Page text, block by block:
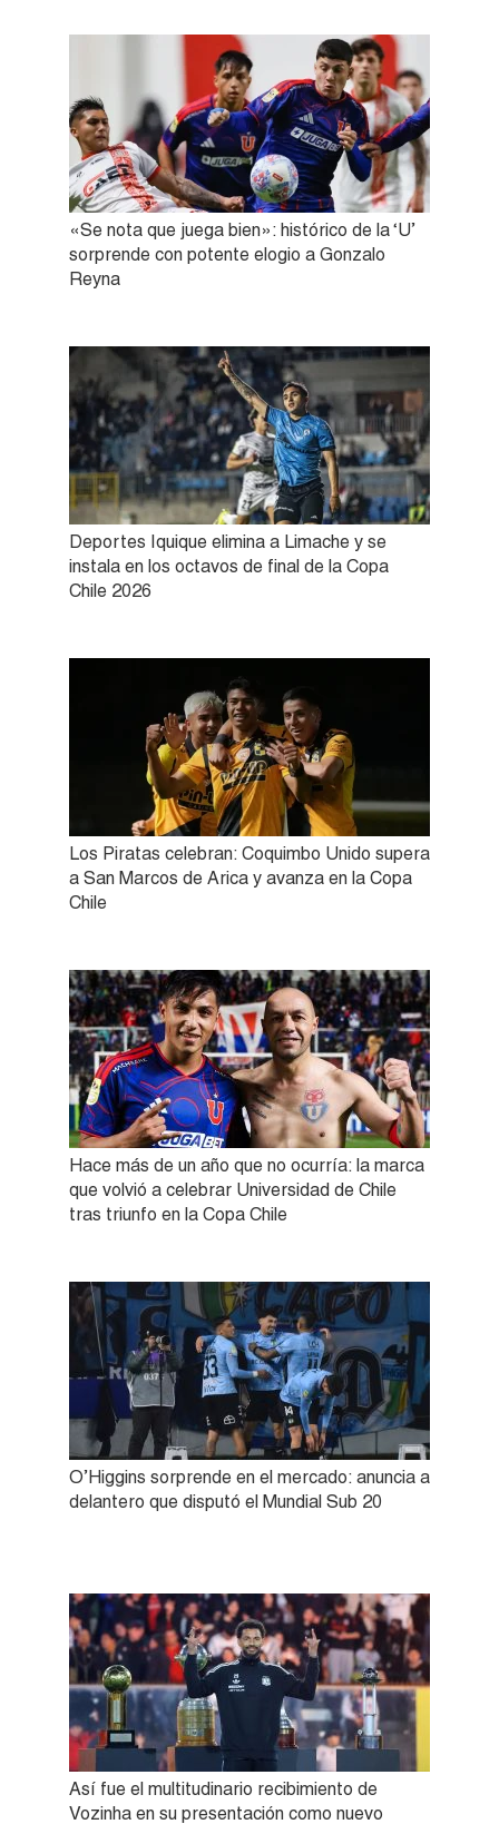
«Se nota que juega bien»: histórico de la ‘U’
sorprende con potente elogio a Gonzalo
Reyna
Deportes Iquique elimina a Limache y se
instala en los octavos de final de la Copa
Chile 2026
Los Piratas celebran: Coquimbo Unido supera
a San Marcos de Arica y avanza en la Copa
Chile
Hace más de un año que no ocurría: la marca
que volvió a celebrar Universidad de Chile
tras triunfo en la Copa Chile
O’Higgins sorprende en el mercado: anuncia a
delantero que disputó el Mundial Sub 20
Así fue el multitudinario recibimiento de
Vozinha en su presentación como nuevo